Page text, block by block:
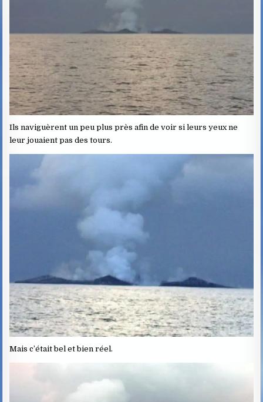
Ils naviguèrent un peu plus près afin de voir si leurs yeux ne
leur jouaient pas des tours.
Mais c’était bel et bien réel.